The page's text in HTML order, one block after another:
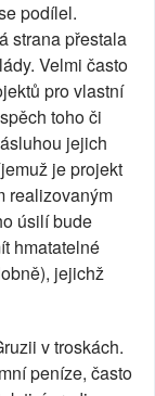
podílel.
strana přestala
Velmi často
pro vlastní
toho či
jejich
je projekt
realizovaným
úsilí bude
hmatatelné
jejichž
v troskách.
peníze, často